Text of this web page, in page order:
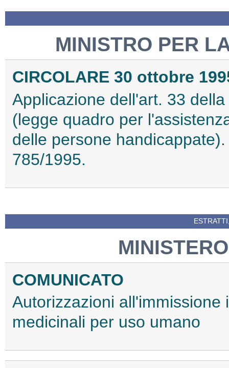
MINISTRO PER
CIRCOLARE 30 ottobre
Applicazione dell'art. 33
(legge quadro per
delle persone
785/1995.
COMUNICATO
Autorizzazioni
medicinali per uso umano